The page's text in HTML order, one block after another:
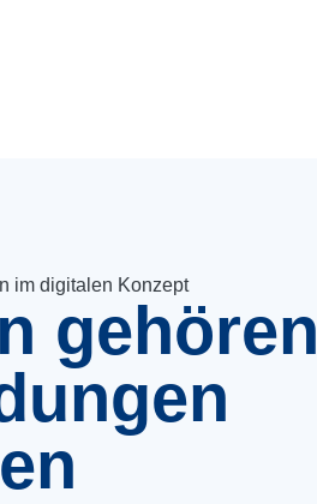
im digitalen Konzept
gehören